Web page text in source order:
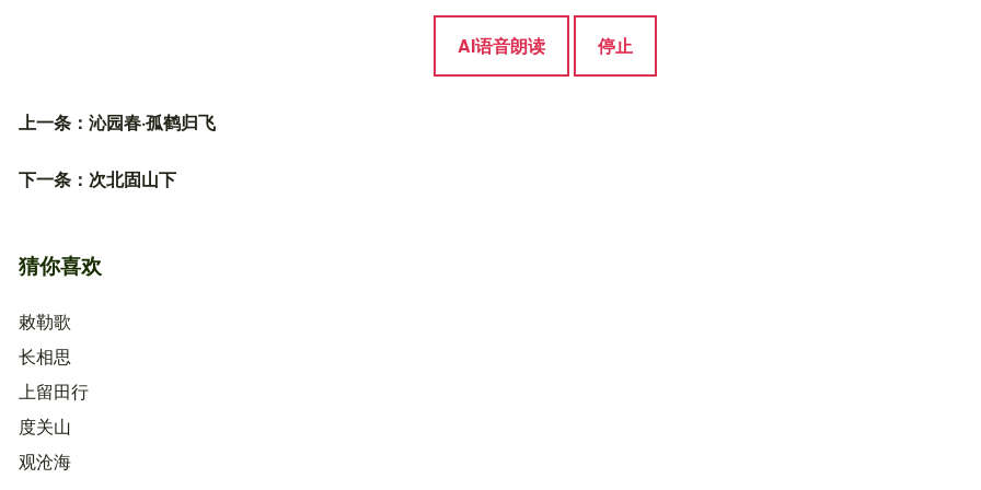
AI语音朗读 停止
上一条： 沁园春·孤鹤归飞
下一条： 次北固山下
猜你喜欢
敕勒歌
长相思
上留田行
度关山
观沧海